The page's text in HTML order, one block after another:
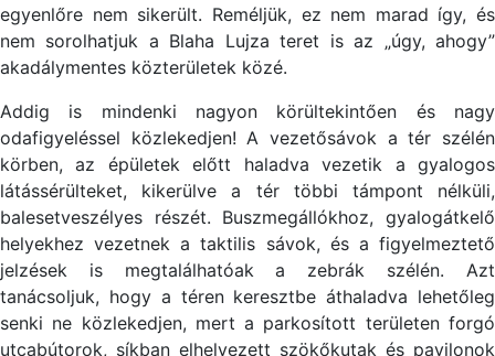
egyenlőre nem sikerült. Reméljük, ez nem marad így, és
nem sorolhatjuk a Blaha Lujza teret is az „úgy, ahogy”
akadálymentes közterületek közé.
Addig is mindenki nagyon körültekintően és nagy
odafigyeléssel közlekedjen! A vezetősávok a tér szélén
körben, az épületek előtt haladva vezetik a gyalogos
látássérülteket, kikerülve a tér többi támpont nélküli,
balesetveszélyes részét. Buszmegállókhoz, gyalogátkelő
helyekhez vezetnek a taktilis sávok, és a figyelmeztető
jelzések is megtalálhatóak a zebrák szélén. Azt
tanácsoljuk, hogy a téren keresztbe áthaladva lehetőleg
senki ne közlekedjen, mert a parkosított területen forgó
utcabútorok, síkban elhelyezett szökőkutak és pavilonok